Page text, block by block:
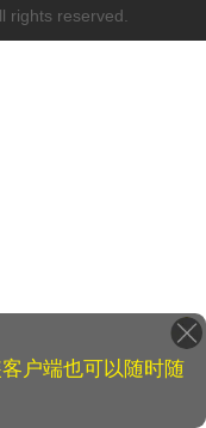
rights reserved.
户端也可以随时随